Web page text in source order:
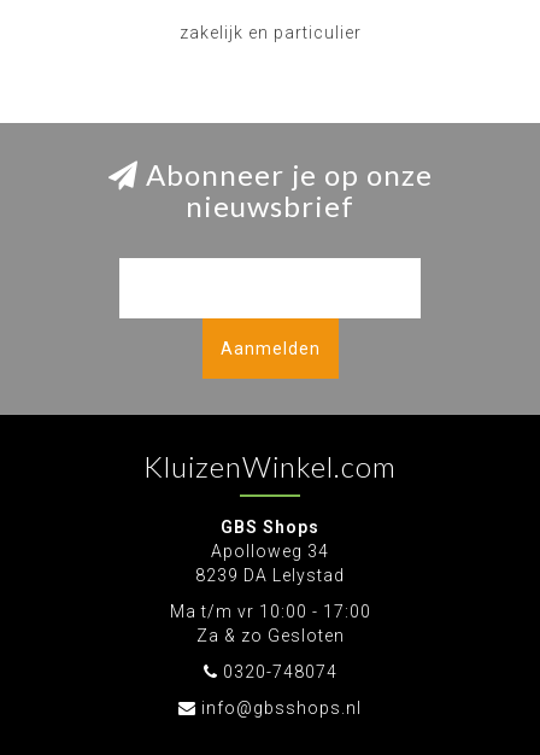
zakelijk en particulier
Abonneer je op onze
nieuwsbrief
Aanmelden
KluizenWinkel.com
GBS Shops
Apolloweg 34
8239 DA Lelystad
Ma t/m vr 10:00 - 17:00
Za & zo Gesloten
0320-748074
info@gbsshops.nl